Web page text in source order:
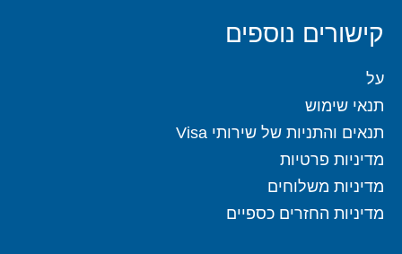
קישורים נוספים
על
תנאי שימוש
תנאים והתניות של שירותי Visa
מדיניות פרטיות
מדיניות משלוחים
מדיניות החזרים כספיים